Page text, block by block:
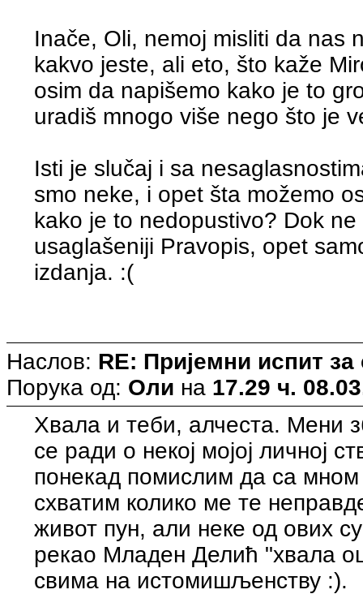
Inače, Oli, nemoj misliti da nas
kakvo jeste, ali eto, što kaže
osim da napišemo kako je to
uradiš mnogo više nego što je
Isti je slučaj i sa
smo neke, i opet šta možemo
kako je to nedopustivo? Dok
usaglašeniji Pravopis, opet
izdanja. :(
Наслов: RE: Пријемни испит
Порука од: Оли на 17.29 ч.
Хвала и теби, алчеста. Мени
се ради о некој мојој личној
понекад помислим да са мном
схватим колико ме те
живот пун, али неке од ових
рекао Младен Делић "хвала
свима на истомишљенству :).